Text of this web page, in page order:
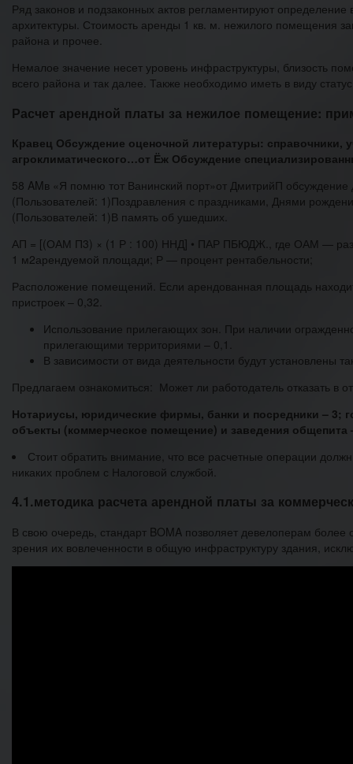
Ряд законов и подзаконных актов регламентируют
архитектуры. Стоимость аренды 1 кв. м. нежилого помещения
района и прочее.
Немалое значение несет уровень инфраструктуры, близость
всего района и так далее. Также необходимо иметь в виду
Расчет арендной платы за нежилое помещение:
Кравец Обсуждение оценочной литературы: справочники,
агроклиматического…от Ёж Обсуждение
58 AMв «Я помню тот Ванинский порт»от ДмитрийП
(Пользователей: 1)Поздравления с праздниками, Днями
(Пользователей: 1)В память об ушедших.
АП = [(ОАМ П3) × (1 Р : 100) ННД] • ПАР ПБЮДЖ., где ОАМ —
1 м2арендуемой площади; Р — процент рентабельности;
Расположение помещений. Если арендованная площадь
пристроек – 0,32.
Использование прилегающих зон. При наличии
прилегающими территориями – 0,1.
В зависимости от вида деятельности будут установлены
Предлагаем ознакомиться: Может ли работодатель отказать в
Нотариусы, юридические фирмы, банки и посредники – 3;
объекты (коммерческое помещение) и заведения
Стоит обратить внимание, что все расчетные операции
никаких проблем с Налоговой службой.
4.1.методика расчета арендной платы за
В свою очередь, стандарт BOMA позволяет девелоперам более
зрения их вовлеченности в общую инфраструктуру здания,